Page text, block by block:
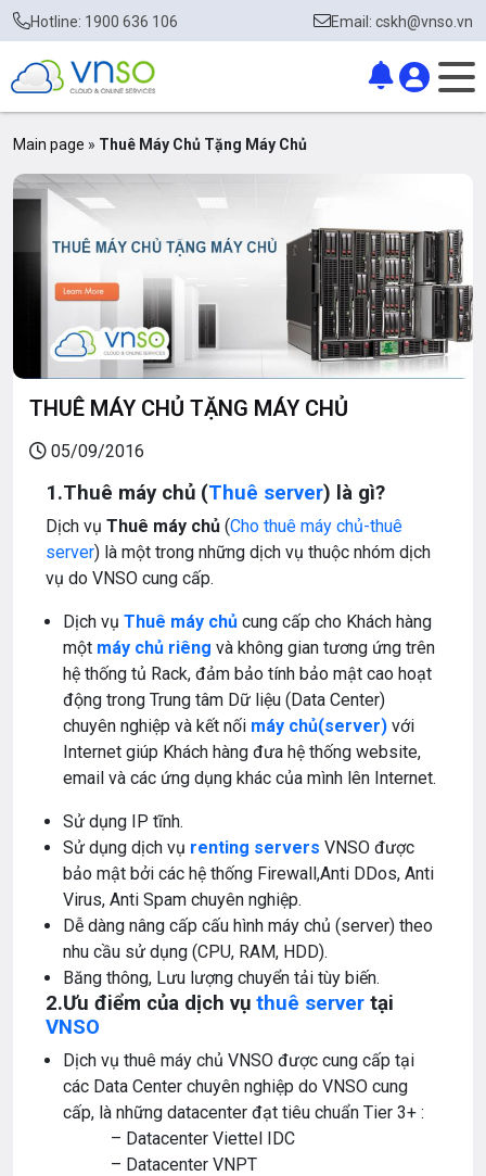
Hotline: 1900 636 106 Email: cskh@vnso.vn
Main page » Thuê Máy Chủ Tặng Máy Chủ
THUÊ MÁY CHỦ TẶNG MÁY CHỦ
05/09/2016
1.Thuê máy chủ (Thuê server) là gì?
Dịch vụ Thuê máy chủ (Cho thuê máy chủ-thuê
server) là một trong những dịch vụ thuộc nhóm dịch
vụ do VNSO cung cấp.
Dịch vụ Thuê máy chủ cung cấp cho Khách hàng
một máy chủ riêng và không gian tương ứng trên
hệ thống tủ Rack, đảm bảo tính bảo mật cao hoạt
động trong Trung tâm Dữ liệu (Data Center)
chuyên nghiệp và kết nối máy chủ(server) với
Internet giúp Khách hàng đưa hệ thống website,
email và các ứng dụng khác của mình lên Internet.
Sử dụng IP tĩnh.
Sử dụng dịch vụ renting servers VNSO được
bảo mật bởi các hệ thống Firewall,Anti DDos, Anti
Virus, Anti Spam chuyên nghiệp.
Dễ dàng nâng cấp cấu hình máy chủ (server) theo
nhu cầu sử dụng (CPU, RAM, HDD).
Băng thông, Lưu lượng chuyển tải tùy biến.
2.Ưu điểm của dịch vụ thuê server tại
VNSO
Dịch vụ thuê máy chủ VNSO được cung cấp tại
các Data Center chuyên nghiệp do VNSO cung
cấp, là những datacenter đạt tiêu chuẩn Tier 3+ :
– Datacenter Viettel IDC
– Datacenter VNPT